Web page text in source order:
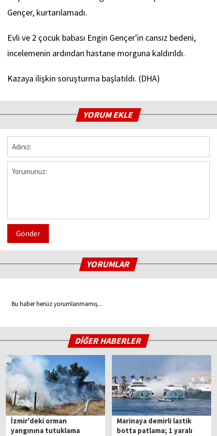
Gençer, kurtarılamadı.
Evli ve 2 çocuk babası Engin Gençer'in cansız bedeni,
incelemenin ardından hastane morguna kaldırıldı.
Kazaya ilişkin soruşturma başlatıldı. (DHA)
YORUM EKLE
Gönder
YORUMLAR
Bu haber henüz yorumlanmamış...
DİĞER HABERLER
İzmir'deki orman
yangınına tutuklama
Marinaya demirli lastik
botta patlama; 1 yaralı